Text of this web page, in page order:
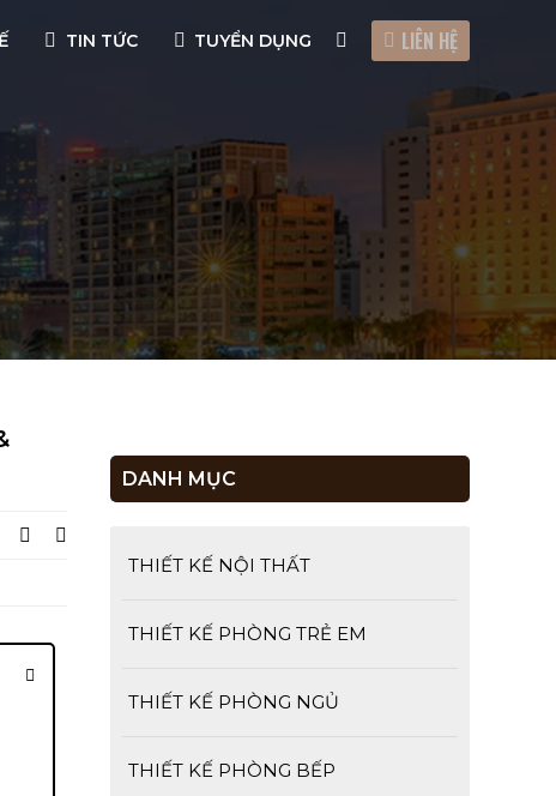
TIN TỨC TUYỂN DỤNG LIÊN HỆ
DANH MỤC
THIẾT KẾ NỘI THẤT
THIẾT KẾ PHÒNG TRẺ EM
THIẾT KẾ PHÒNG NGỦ
THIẾT KẾ PHÒNG BẾP